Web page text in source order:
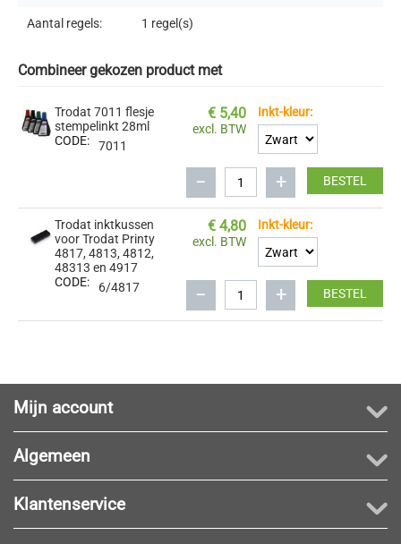
Aantal regels: 1 regel(s)
Combineer gekozen product met
Trodat 7011 flesje
stempelinkt 28ml
CODE:
7011
€ 5,40
excl. BTW
Inkt-kleur:
+
− BESTEL
Trodat inktkussen
voor Trodat Printy
4817, 4813, 4812,
48313 en 4917
CODE:
6/4817
€ 4,80
excl. BTW
Inkt-kleur:
+
− BESTEL
Mijn account
Algemeen
Klantenservice